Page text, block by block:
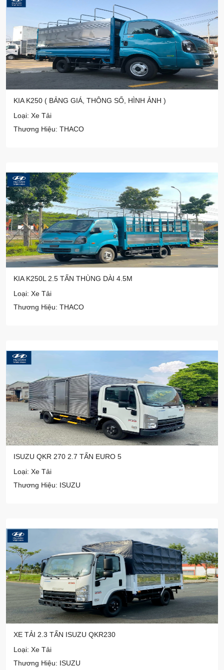
KIA K250 ( BẢNG GIÁ, THÔNG SỐ, HÌNH ẢNH )
Loại: Xe Tải
Thương Hiệu: THACO
KIA K250L 2.5 TẤN THÙNG DÀI 4.5M
Loại: Xe Tải
Thương Hiệu: THACO
ISUZU QKR 270 2.7 TẤN EURO 5
Loại: Xe Tải
Thương Hiệu: ISUZU
XE TẢI 2.3 TẤN ISUZU QKR230
Loại: Xe Tải
Thương Hiệu: ISUZU